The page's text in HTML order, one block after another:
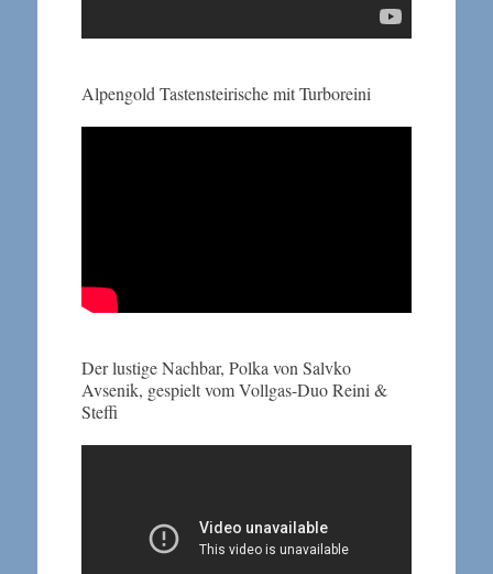
Alpengold Tastensteirische mit Turboreini
Der lustige Nachbar, Polka von Salvko
Avsenik, gespielt vom Vollgas-Duo Reini &
Steffi